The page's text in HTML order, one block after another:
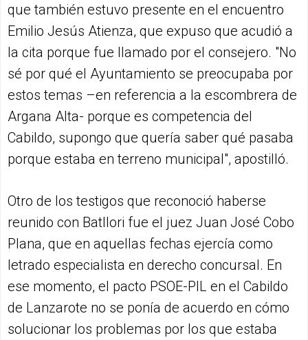
que también estuvo presente en el encuentro
Emilio Jesús Atienza, que expuso que acudió a
la cita porque fue llamado por el consejero. "No
sé por qué el Ayuntamiento se preocupaba por
estos temas –en referencia a la escombrera de
Argana Alta- porque es competencia del
Cabildo, supongo que quería saber qué pasaba
porque estaba en terreno municipal", apostilló.
Otro de los testigos que reconoció haberse
reunido con Batllori fue el juez Juan José Cobo
Plana, que en aquellas fechas ejercía como
letrado especialista en derecho concursal. En
ese momento, el pacto PSOE-PIL en el Cabildo
de Lanzarote no se ponía de acuerdo en cómo
solucionar los problemas por los que estaba